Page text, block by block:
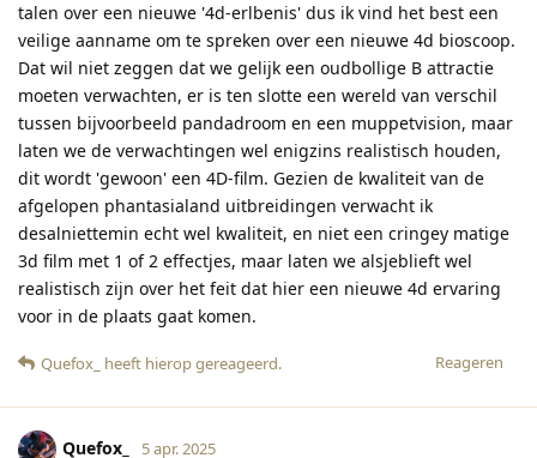
talen over een nieuwe '4d-erlbenis' dus ik vind het best een
veilige aanname om te spreken over een nieuwe 4d bioscoop.
Dat wil niet zeggen dat we gelijk een oudbollige B attractie
moeten verwachten, er is ten slotte een wereld van verschil
tussen bijvoorbeeld pandadroom en een muppetvision, maar
laten we de verwachtingen wel enigzins realistisch houden,
dit wordt 'gewoon' een 4D-film. Gezien de kwaliteit van de
afgelopen phantasialand uitbreidingen verwacht ik
desalniettemin echt wel kwaliteit, en niet een cringey matige
3d film met 1 of 2 effectjes, maar laten we alsjeblieft wel
realistisch zijn over het feit dat hier een nieuwe 4d ervaring
voor in de plaats gaat komen.
Reageren
Quefox_ heeft hierop gereageerd.
Quefox_ 5 apr. 2025